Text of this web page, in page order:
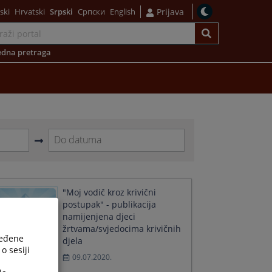
Hrvatski Srpski Српски English Prijava
pretraga
to
interact
with
calendar
and
select
"Moj vodič kroz krivični
postupak" - publikacija
namijenjena djeci
žrtvama/svjedocima krivičnih
djela
09.07.2020.
sesiji